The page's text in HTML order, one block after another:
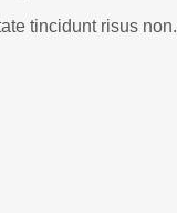
tincidunt risus non.